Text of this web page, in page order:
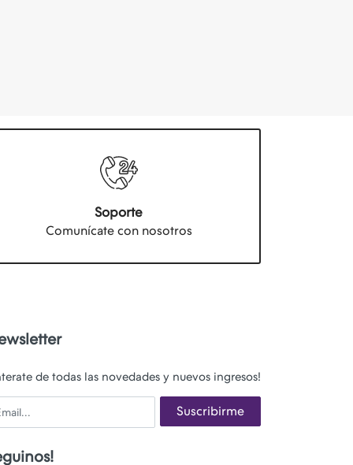
Soporte
Comunícate con nosotros
de todas las novedades y nuevos ingresos!
Suscribirme